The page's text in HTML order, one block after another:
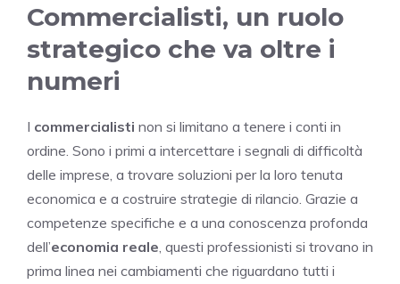
Commercialisti, un ruolo
strategico che va oltre i
numeri
I commercialisti non si limitano a tenere i conti in
ordine. Sono i primi a intercettare i segnali di difficoltà
delle imprese, a trovare soluzioni per la loro tenuta
economica e a costruire strategie di rilancio. Grazie a
competenze specifiche e a una conoscenza profonda
dell’economia reale , questi professionisti si trovano in
prima linea nei cambiamenti che riguardano tutti i